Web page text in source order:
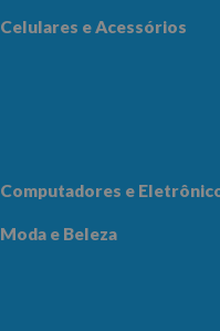
Celulares e Acessórios
Computadores e
Moda e Beleza